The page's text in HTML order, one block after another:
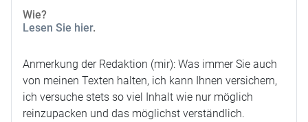
Wie?
Lesen Sie hier.
Anmerkung der Redaktion (mir): Was immer Sie auch
von meinen Texten halten, ich kann Ihnen versichern,
ich versuche stets so viel Inhalt wie nur möglich
reinzupacken und das möglichst verständlich.